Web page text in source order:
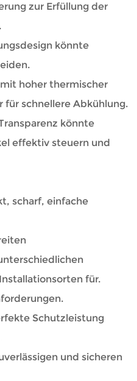
zur Erfüllung der
könnte
hoher thermischer
für schnellere Abkühlung.
könnte
effektiv steuern und
scharf, einfache
für.
Schutzleistung
und sicheren